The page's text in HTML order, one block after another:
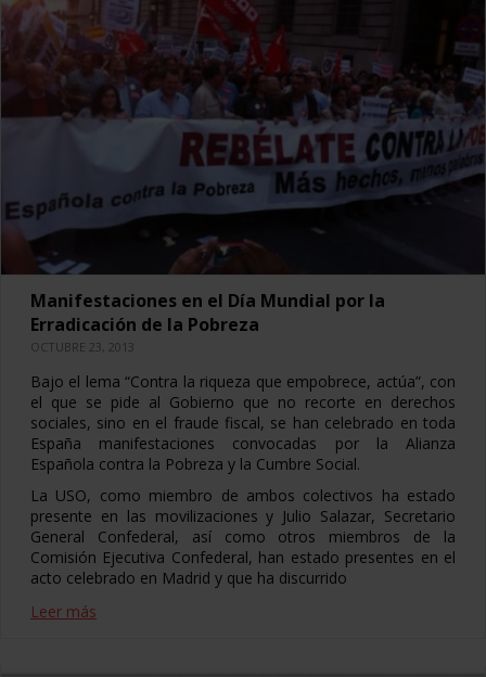
Manifestaciones en el Día Mundial por la
Erradicación de la Pobreza
OCTUBRE 23, 2013
Bajo el lema “Contra la riqueza que empobrece, actúa”, con
el que se pide al Gobierno que no recorte en derechos
sociales, sino en el fraude fiscal, se han celebrado en toda
España manifestaciones convocadas por la Alianza
Española contra la Pobreza y la Cumbre Social.
La USO, como miembro de ambos colectivos ha estado
presente en las movilizaciones y Julio Salazar, Secretario
General Confederal, así como otros miembros de la
Comisión Ejecutiva Confederal, han estado presentes en el
acto celebrado en Madrid y que ha discurrido
Leer más